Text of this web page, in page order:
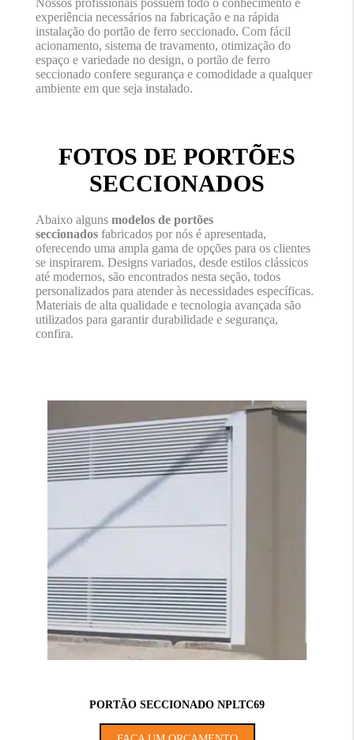
Nossos profissionais possuem todo o conhecimento e
experiência necessários na fabricação e na rápida
instalação do portão de ferro seccionado. Com fácil
acionamento, sistema de travamento, otimização do
espaço e variedade no design, o portão de ferro
seccionado confere segurança e comodidade a qualquer
ambiente em que seja instalado.
FOTOS DE PORTÕES
SECCIONADOS
Abaixo alguns modelos de portões
seccionadosfabricados por nós é apresentada,
oferecendo uma ampla gama de opções para os clientes
se inspirarem. Designs variados, desde estilos clássicos
até modernos, são encontrados nesta seção, todos
personalizados para atender às necessidades específicas.
Materiais de alta qualidade e tecnologia avançada são
utilizados para garantir durabilidade e segurança,
confira.
PORTÃO SECCIONADO NPLTC69